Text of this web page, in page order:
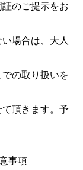
のご提示をお
場合は、大人
の取り扱いを
て頂きます。予
事項